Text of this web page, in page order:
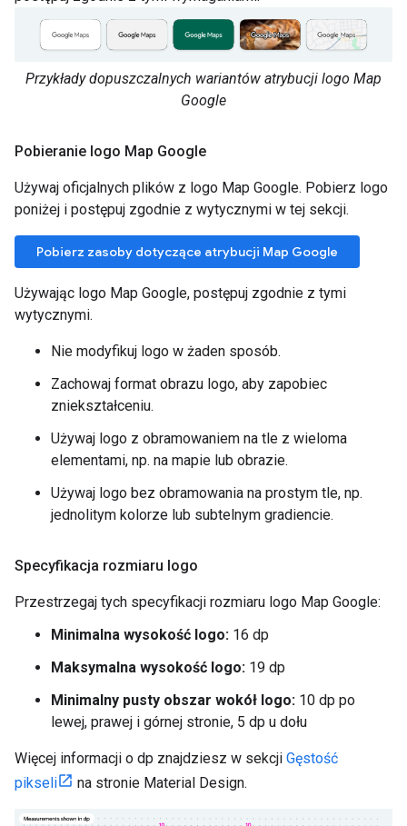
Przykłady dopuszczalnych wariantów atrybucji logo Map
Google
Pobieranie logo Map Google
Używaj oficjalnych plików z logo Map Google. Pobierz logo
poniżej i postępuj zgodnie z wytycznymi w tej sekcji.
Pobierz zasoby dotyczące atrybucji Map Google
Używając logo Map Google, postępuj zgodnie z tymi
wytycznymi.
Nie modyfikuj logo w żaden sposób.
Zachowaj format obrazu logo, aby zapobiec
zniekształceniu.
Używaj logo z obramowaniem na tle z wieloma
elementami, np. na mapie lub obrazie.
Używaj logo bez obramowania na prostym tle, np.
jednolitym kolorze lub subtelnym gradiencie.
Specyfikacja rozmiaru logo
Przestrzegaj tych specyfikacji rozmiaru logo Map Google:
Minimalna wysokość logo: 16 dp
Maksymalna wysokość logo: 19 dp
Minimalny pusty obszar wokół logo: 10 dp po
lewej, prawej i górnej stronie, 5 dp u dołu
Więcej informacji o dp znajdziesz w sekcji Gęstość
pikseli
na stronie Material Design.